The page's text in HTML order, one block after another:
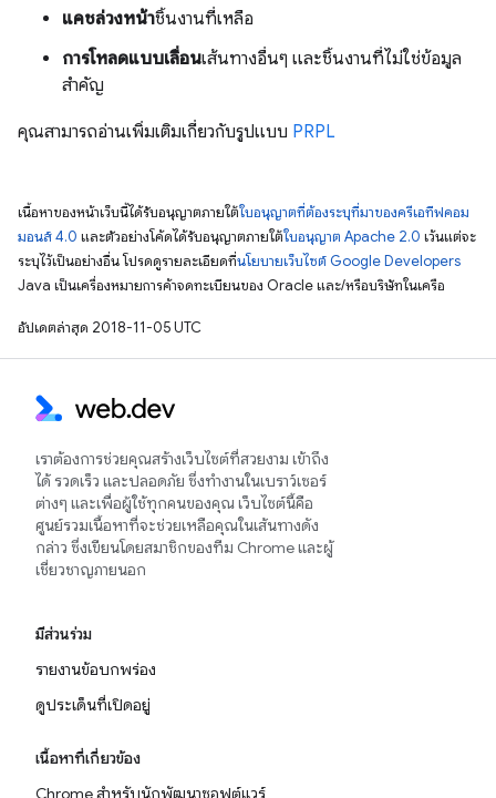
แคชล่วงหน้าชิ้นงานที่เหลือ
การโหลดแบบเลื่อนเส้นทางอื่นๆ และชิ้นงานที่ไม่ใช่ข้อมูล
สําคัญ
คุณสามารถอ่านเพิ่มเติมเกี่ยวกับรูปแบบ PRPL
เนื้อหาของหน้าเว็บนี้ได้รับอนุญาตภายใต้ใบอนุญาตที่ต้องระบุที่มาของครีเอทีฟคอม
มอนส์ 4.0 และตัวอย่างโค้ดได้รับอนุญาตภายใต้ใบอนุญาต Apache 2.0 เว้นแต่จะ
ระบุไว้เป็นอย่างอื่น โปรดดูรายละเอียดที่นโยบายเว็บไซต์ Google Developers
Java เป็นเครื่องหมายการค้าจดทะเบียนของ Oracle และ/หรือบริษัทในเครือ
อัปเดตล่าสุด 2018-11-05 UTC
เราต้องการช่วยคุณสร้างเว็บไซต์ที่สวยงาม เข้าถึง
ได้ รวดเร็ว และปลอดภัย ซึ่งทำงานในเบราว์เซอร์
ต่างๆ และเพื่อผู้ใช้ทุกคนของคุณ เว็บไซต์นี้คือ
ศูนย์รวมเนื้อหาที่จะช่วยเหลือคุณในเส้นทางดัง
กล่าว ซึ่งเขียนโดยสมาชิกของทีม Chrome และผู้
เชี่ยวชาญภายนอก
มีส่วนร่วม
รายงานข้อบกพร่อง
ดูประเด็นที่เปิดอยู่
เนื้อหาที่เกี่ยวข้อง
Chrome สำหรับนักพัฒนาซอฟต์แวร์